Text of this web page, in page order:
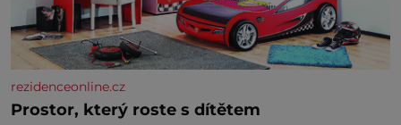
rezidenceonline.cz
Prostor, který roste s dítětem